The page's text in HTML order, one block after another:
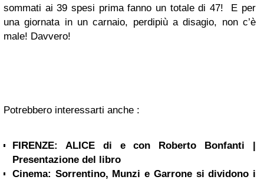
sommati ai 39 spesi prima fanno un totale di 47! E per
una giornata in un carnaio, perdipiù a disagio, non c’è
male! Davvero!
Potrebbero interessarti anche :
FIRENZE: ALICE di e con Roberto Bonfanti |
Presentazione del libro
Cinema: Sorrentino, Munzi e Garrone si dividono i